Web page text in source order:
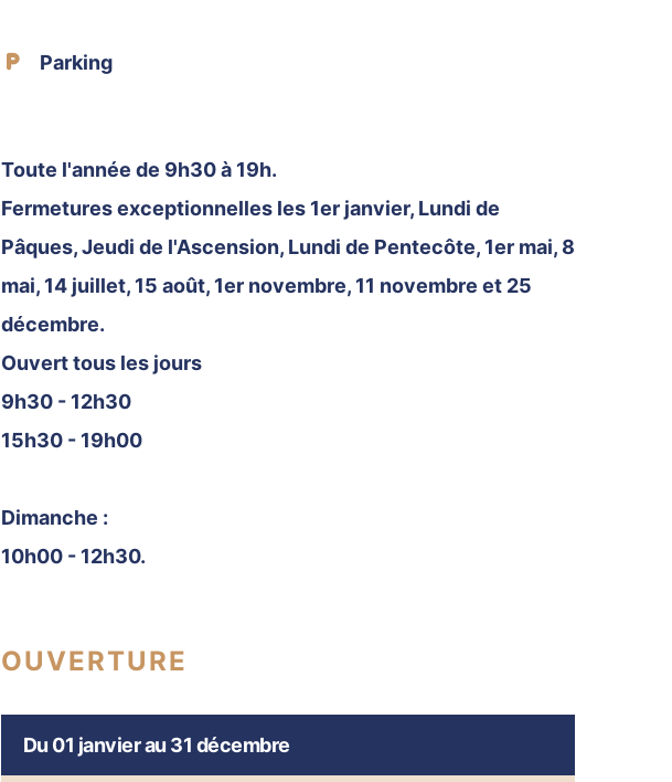
Parking
Toute l'année de 9h30 à 19h.
Fermetures exceptionnelles les 1er janvier, Lundi de
Pâques, Jeudi de l'Ascension, Lundi de Pentecôte, 1er mai, 8
mai, 14 juillet, 15 août, 1er novembre, 11 novembre et 25
décembre.
Ouvert tous les jours
9h30 - 12h30
15h30 - 19h00
Dimanche :
10h00 - 12h30.
OUVERTURE
Du 01 janvier au 31 décembre